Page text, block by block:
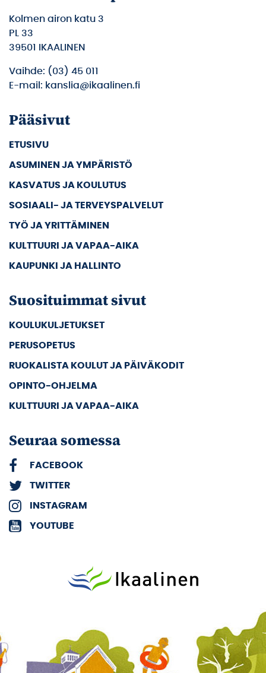
Kolmen airon katu 3
PL 33
39501 IKAALINEN
Vaihde: (03) 45 011
E-mail: kanslia@ikaalinen.fi
Pääsivut
ETUSIVU
ASUMINEN JA YMPÄRISTÖ
KASVATUS JA KOULUTUS
SOSIAALI- JA TERVEYSPALVELUT
TYÖ JA YRITTÄMINEN
KULTTUURI JA VAPAA-AIKA
KAUPUNKI JA HALLINTO
Suosituimmat sivut
KOULUKULJETUKSET
PERUSOPETUS
RUOKALISTA KOULUT JA PÄIVÄKODIT
OPINTO-OHJELMA
KULTTUURI JA VAPAA-AIKA
Seuraa somessa
FACEBOOK
TWITTER
INSTAGRAM
YOUTUBE